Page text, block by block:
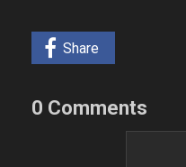
Share
0 Comments